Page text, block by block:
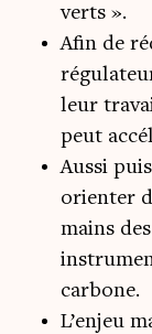
verts ».
Afin de
leur
peut
Aussi
orienter
mains
carbone.
L’enjeu